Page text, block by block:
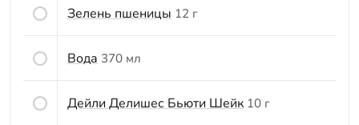
Зелень пшеницы 12 г
Вода 370 мл
Дейли Делишес Бьюти Шейк 10 г